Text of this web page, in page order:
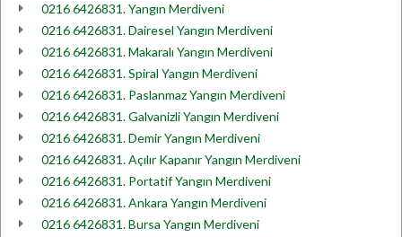
0216 6426831. Yangın Merdiveni
0216 6426831. Dairesel Yangın Merdiveni
0216 6426831. Makaralı Yangın Merdiveni
0216 6426831. Spiral Yangın Merdiveni
0216 6426831. Paslanmaz Yangın Merdiveni
0216 6426831. Galvanizli Yangın Merdiveni
0216 6426831. Demir Yangın Merdiveni
0216 6426831. Açılır Kapanır Yangın Merdiveni
0216 6426831. Portatif Yangın Merdiveni
0216 6426831. Ankara Yangın Merdiveni
0216 6426831. Bursa Yangın Merdiveni